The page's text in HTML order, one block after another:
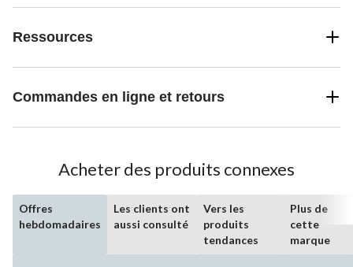
Ressources
Commandes en ligne et retours
Acheter des produits connexes
Offres
hebdomadaires
Les clients ont
aussi consulté
Vers les
produits
tendances
Plus de
cette
marque